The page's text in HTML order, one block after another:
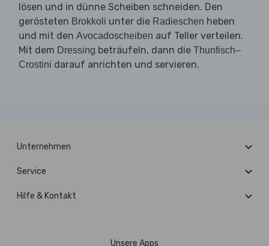
lösen und in dünne Scheiben schneiden. Den
gerösteten Brokkoli unter die Radieschen heben
und mit den Avocadoscheiben auf Teller verteilen.
Mit dem Dressing beträufeln, dann die Thunfisch–
Crostini darauf anrichten und servieren.
Unternehmen
Service
Hilfe & Kontakt
Unsere Apps